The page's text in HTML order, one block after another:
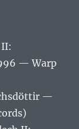
— Warp
—